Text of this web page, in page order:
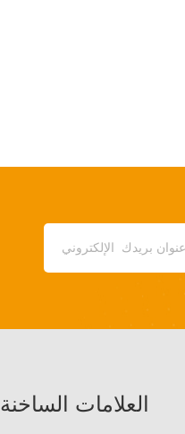
العلامات الساخنة